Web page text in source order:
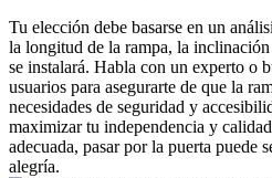
Tu elección debe basarse en un
la longitud de la rampa, la
se instalará. Habla con un experto o
usuarios para asegurarte de que la
necesidades de seguridad y
maximizar tu independencia y
adecuada, pasar por la puerta puede
alegría.